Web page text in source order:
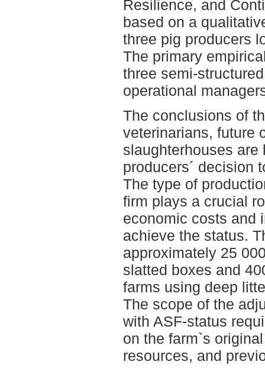
Resilience, and
based on a
three pig producers
The primary
three semi-
operational
The conclusions of
veterinarians, future
slaughterhouses
producers´ decision
The type of
firm plays a crucial
economic costs and
achieve the status.
approximately 25
slatted boxes and
farms using deep
The scope of the
with ASF-status
on the farm`s
resources, and